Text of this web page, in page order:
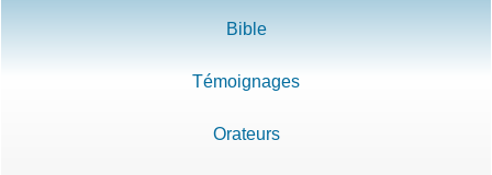
Bible
Témoignages
Orateurs